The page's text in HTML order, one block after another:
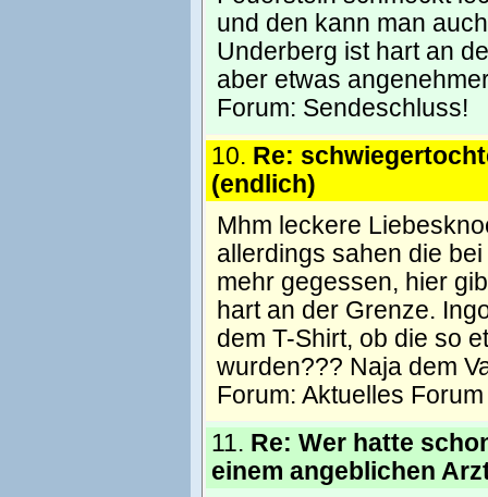
und den kann man
Underberg ist hart an
aber etwas
Forum: Sendeschluss!
10. Re:
(endlich)
Mhm leckere
allerdings sahen die
mehr gegessen, hier
hart an der Grenze.
dem T-Shirt, ob die so
wurden??? Naja dem
Forum: Aktuelles Forum
11. Re: Wer hatte
einem angeblichen